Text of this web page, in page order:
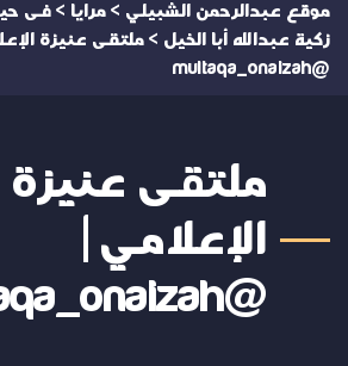
موقع عبدالرحمن الشبيلي > مرايا > فى
زكية عبدالله أبا الخيل > ملتقى عنيزة
@multaqa_onaizah
ملتقى عنيزة
الإعلامي |
@multaqa_onaizah